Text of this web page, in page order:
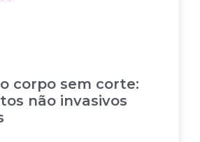
corpo sem corte:
não invasivos